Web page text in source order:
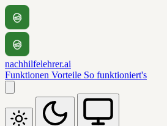
nachhilfelehrer.ai
Funktionen Vorteile So funktioniert's